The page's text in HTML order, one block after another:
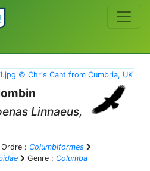
Linnaeus,
Ordre : Columbiformes
Genre : Columba